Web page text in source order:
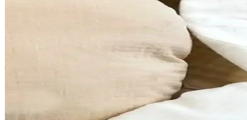
Çocuk Oyun Alanlarının Güvenli ve Eğlenceli
Güvenli ve fonksiyonel çocuk oyun alanları, çocukların
Çocuk Odası Tasarımı ve Dekorasyonunda
Çocuk odası tasarımında güvenlik, fonksiyonellik ve estetik
Çocuk Mutfak Önlüğü Seçerken Güvenlik ve